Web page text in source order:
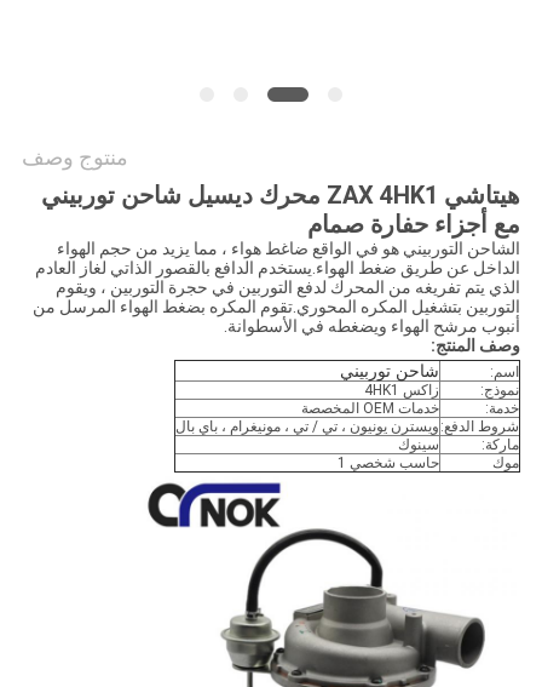
POLICY
منتوج وصف
هيتاشي ZAX 4HK1 محرك ديسيل شاحن توربيني
مع أجزاء حفارة صمام
الشاحن التوربيني هو في الواقع ضاغط هواء ، مما يزيد من حجم الهواء
الداخل عن طريق ضغط الهواء.يستخدم الدافع بالقصور الذاتي لغاز العادم
الذي يتم تفريغه من المحرك لدفع التوربين في حجرة التوربين ، ويقوم
التوربين بتشغيل المكره المحوري.تقوم المكره بضغط الهواء المرسل من
أنبوب مرشح الهواء ويضغطه في الأسطوانة.
وصف المنتج:
اسم: شاحن توربيني
نموذج:
زاكس 4HK1
خدمة:
خدمات OEM المخصصة
شروط الدفع: ويسترن يونيون ، تي / تي ، مونيغرام ، باي بال
ماركة:
سينوك
موك
حاسب شخصي 1